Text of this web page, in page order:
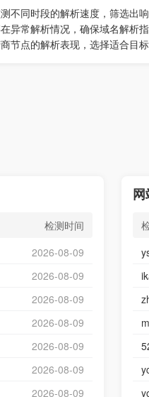
不同时段的解析速度，筛选出
异常解析情况，确保域名解析
节点的解析表现，选择适合目
检测时间
2026-08-09
2026-08-09
2026-08-09
2026-08-09
2026-08-09
2026-08-09
2026-08-09